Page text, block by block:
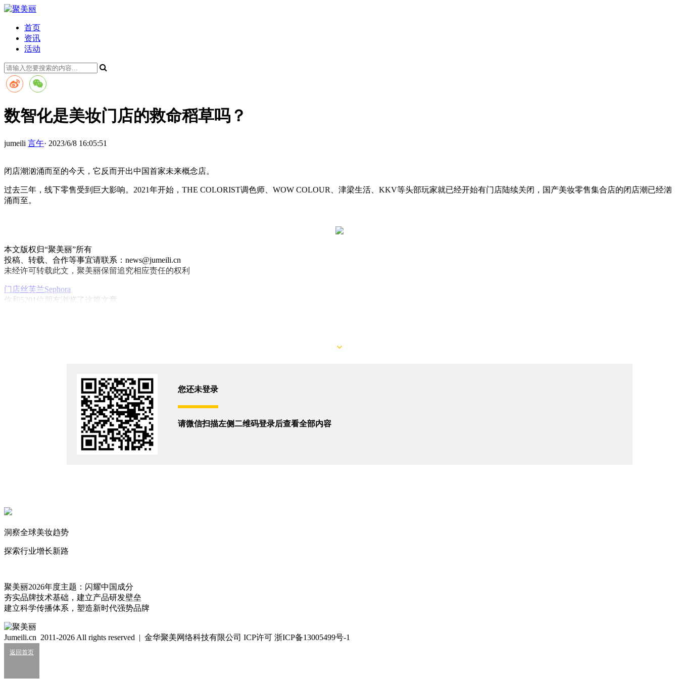
首页
资讯
活动
数智化是美妆门店的救命稻草吗？
jumeili 言午· 2023/6/8 16:05:51
闭店潮汹涌而至的今天，它反而开出中国首家未来概念店。
过去三年，线下零售受到巨大影响。2021年开始，THE COLORIST调色师、WOW COLOUR、津梁生活、KKV等头部玩家就已经开始有门店陆续关闭，国产美妆零售集合店的闭店潮已经汹
涌而至。
本文版权归“聚美丽”所有
投稿、转载、合作等事宜请联系：news@jumeili.cn
未经许可转载此文，聚美丽保留追究相应责任的权利
门店丝芙兰Sephora
你和5201位朋友浏览了这篇文章
LVMH又迎高层巨变！
丝芙兰“抢”了欧莱雅17年老将
言午有趣可以当饭吃。
细胞级抗衰：功效护肤的下一轮大风口？
2026/07/24
业绩大涨，皮肤科巨头杀入全球美妆十强？
2026/07/24
知名美妆进口商负债累累陷经营异常
您还未登录
请微信扫描左侧二维码登录后查看全部内容
洞察全球美妆趋势
探索行业增长新路
聚美丽2026年度主题：闪耀中国成分
夯实品牌技术基础，建立产品研发壁垒
建立科学传播体系，塑造新时代强势品牌
Jumeili.cn 2011-2026 All rights reserved | 金华聚美网络科技有限公司 ICP许可 浙ICP备13005499号-1
返回首页